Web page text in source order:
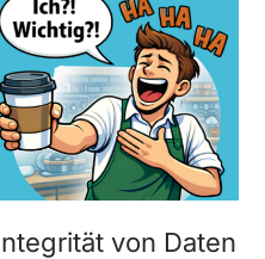
von Daten